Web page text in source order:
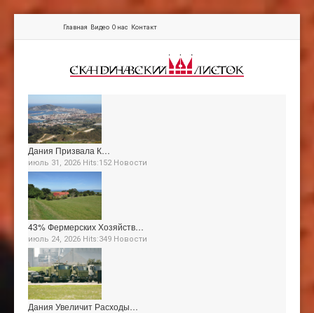
Главная Видео О нас Контакт
Дания Призвала К…
июль 31, 2026 Hits:152 Новости
43% Фермерских Хозяйств…
июль 24, 2026 Hits:349 Новости
Дания Увеличит Расходы…